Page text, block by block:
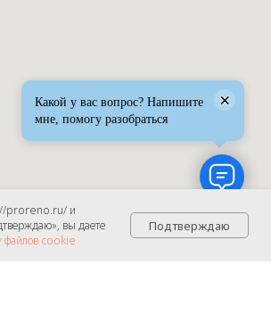
proreno.ru/ и
вы даете
файлов cookie
Подтверждаю
Какой у вас вопрос? Напишите
мне, помогу разобраться
×